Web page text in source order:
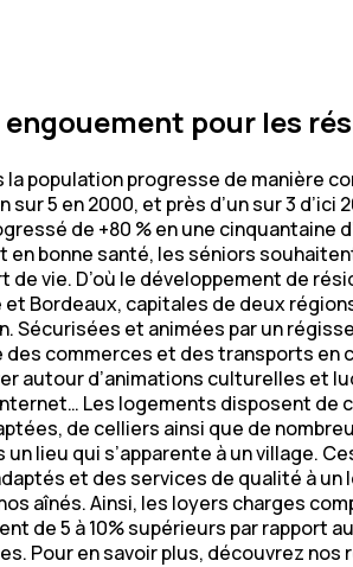
pour les
population progresse de manière
5 en 2000, et près d’un sur 3 d’ici
de +80 % en une cinquantaine
bonne santé, les séniors
de vie. D’où le développement de
Bordeaux, capitales de deux
Sécurisées et animées par un
commerces et des transports en
autour d’animations culturelles et
Les logements disposent de
de celliers ainsi que de
un lieu qui s’apparente à un village.
et des services de qualité à un
aînés. Ainsi, les loyers charges
de 5 à 10% supérieurs par rapport
Pour en savoir plus, découvrez nos